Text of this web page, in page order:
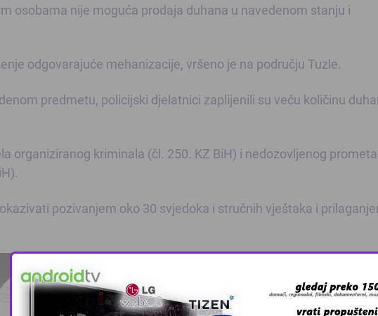
osobama nije moguća prodaja duhana u navedenom stanju i
odgovarajuće mehanizacije, vršeno je na području Tuzle.
predmetu, policijski djelatnici zaplijenili su veću količinu
organiziranog kriminala (čl. 250. KZ BiH) i nedozovljenog prometa
pozivanjem oko 30 svjedoka i stručnih vještaka i